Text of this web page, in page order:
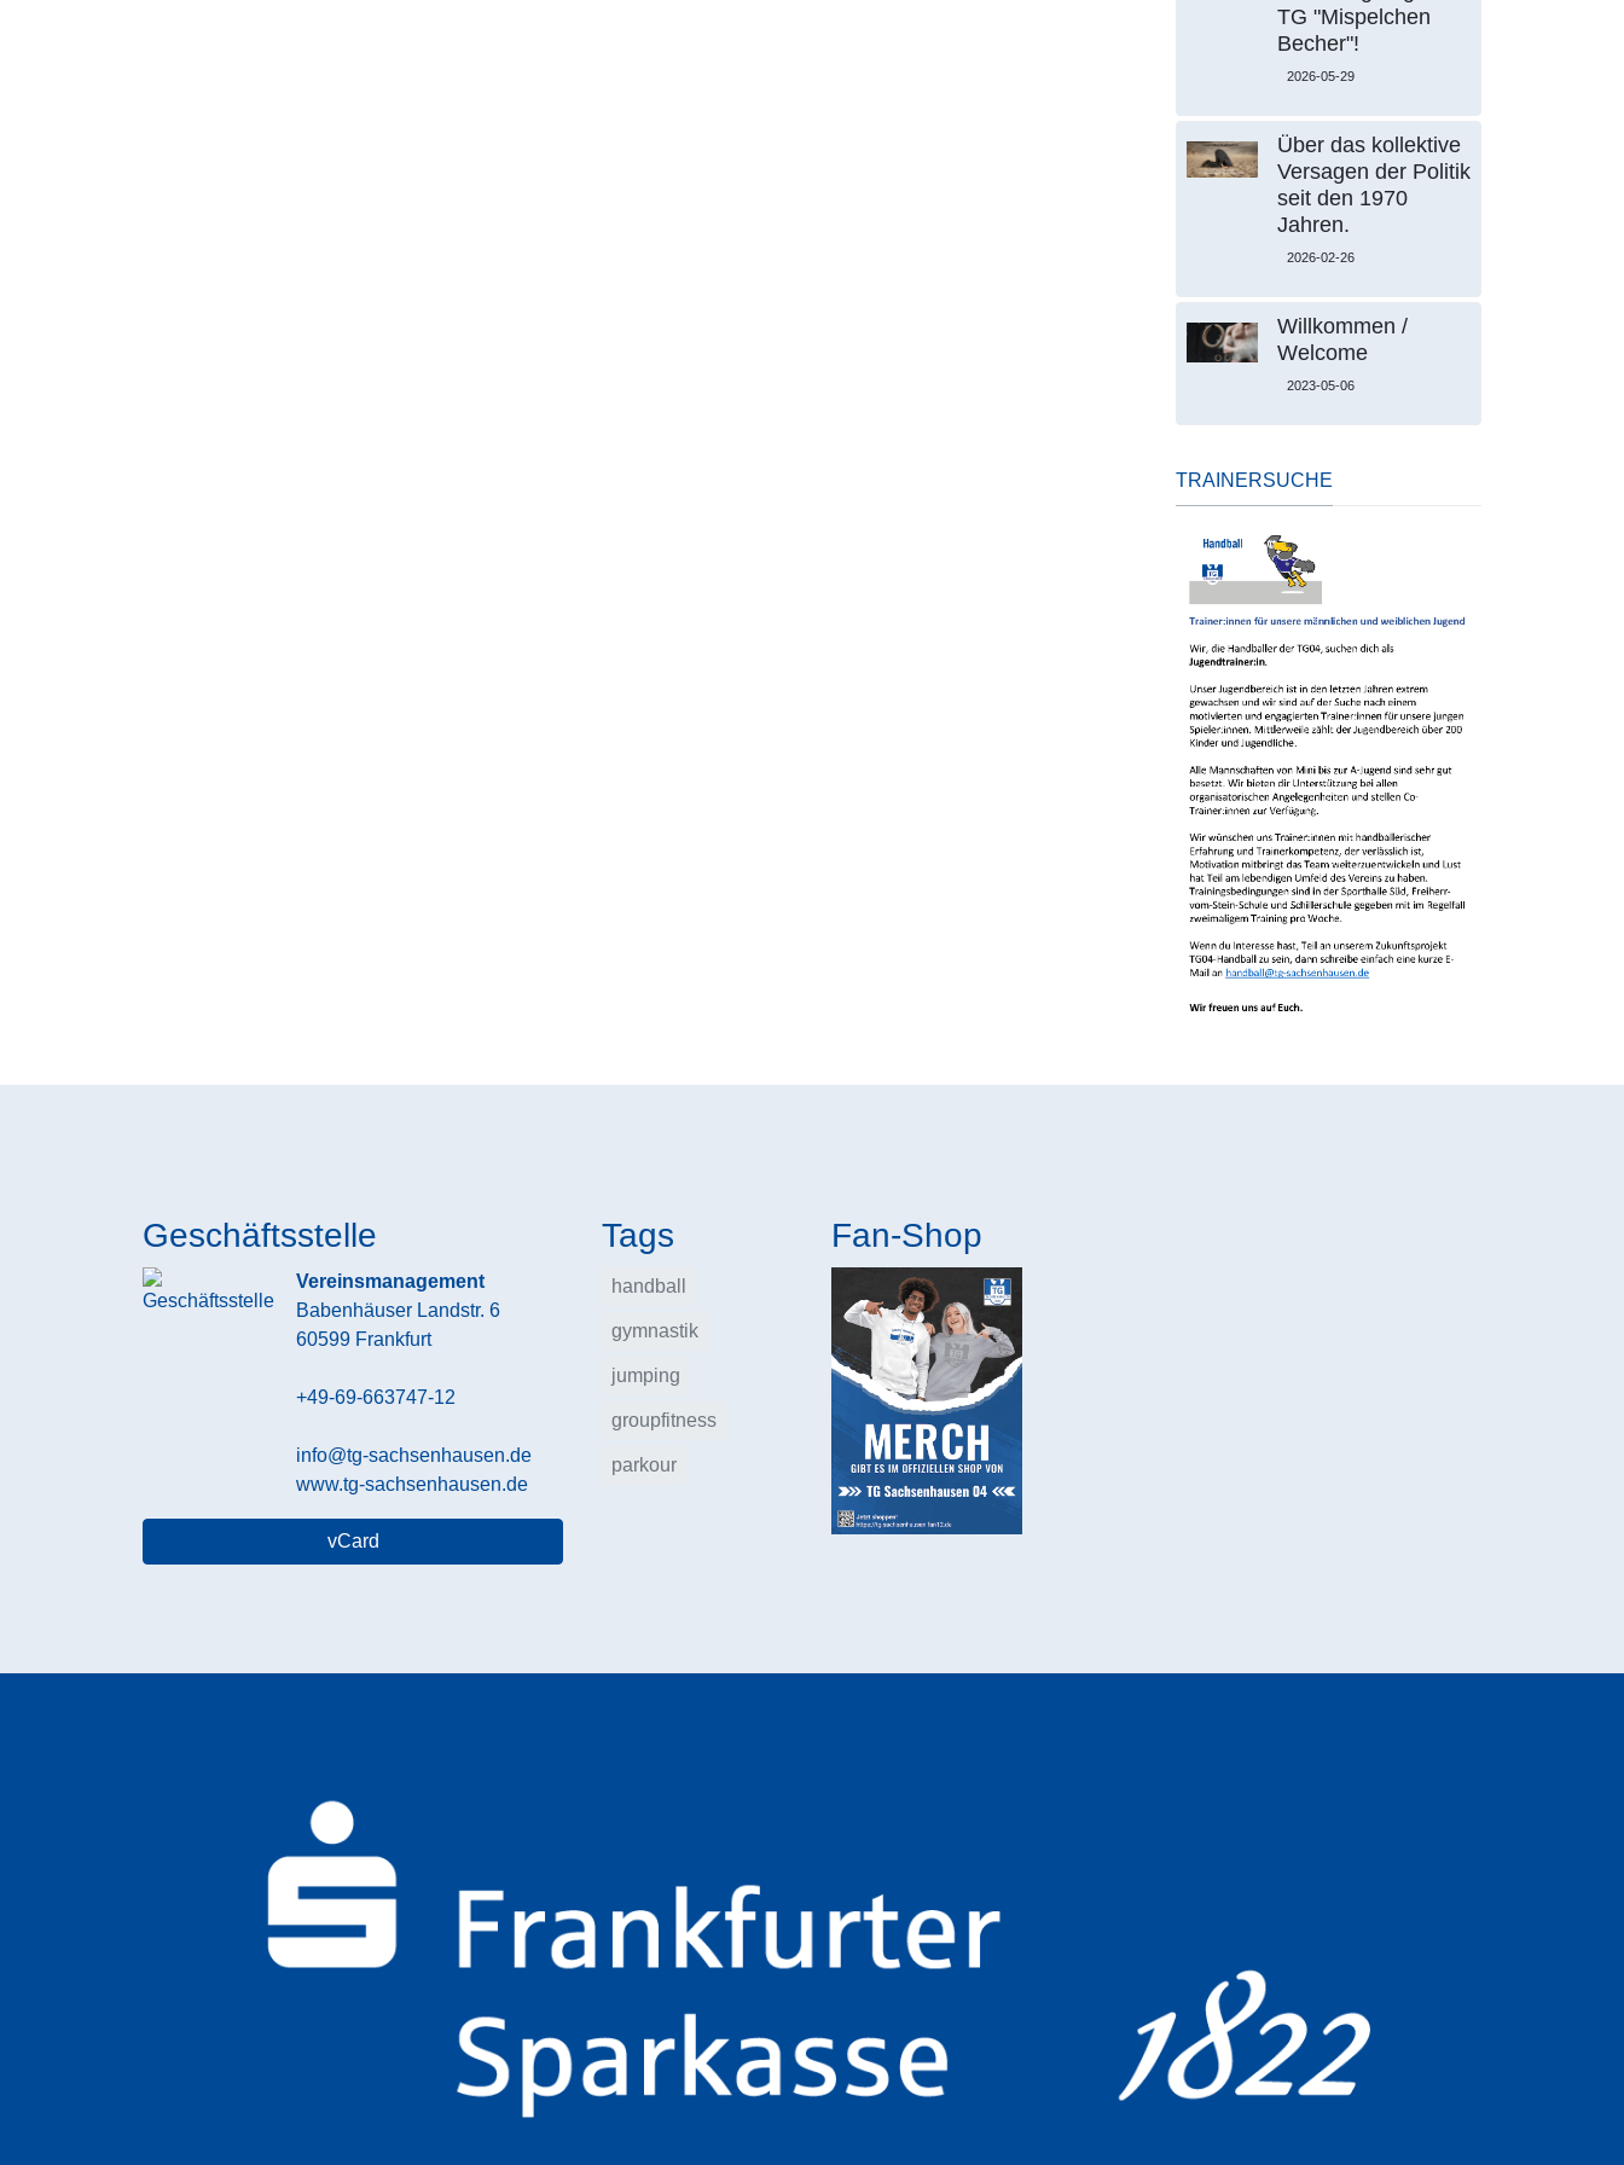
TG "Mispelchen
Becher"!
2026-05-29
Über das kollektive
Versagen der Politik
seit den 1970
Jahren.
2026-02-26
Willkommen /
Welcome
2023-05-06
TRAINERSUCHE
Geschäftsstelle
Vereinsmanagement
Babenhäuser Landstr. 6
60599 Frankfurt
+49-69-663747-12
info@tg-sachsenhausen.de
www.tg-sachsenhausen.de
vCard
Tags
handball
gymnastik
jumping
groupfitness
parkour
Fan-Shop